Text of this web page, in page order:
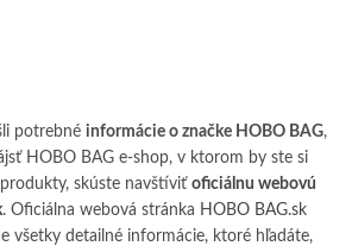
potrebné informácie o značke HOBO BAG,
HOBO BAG e-shop, v ktorom by ste si
skúste navštíviť oficiálnu webovú
. Oficiálna webová stránka HOBO BAG.sk
všetky detailné informácie, ktoré hľadáte,